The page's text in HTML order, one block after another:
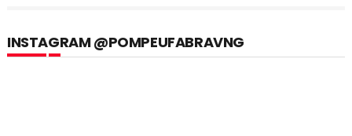
INSTAGRAM @POMPEUFABRAVNG